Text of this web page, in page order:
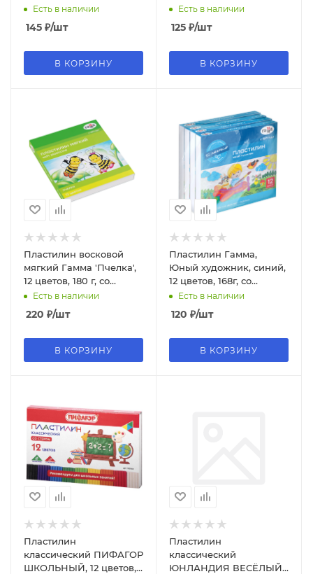
Есть в наличии
145 ₽/шт
В КОРЗИНУ
МПЧБ_53010
Есть в наличии
125 ₽/шт
В КОРЗИНУ
Пластилин восковой
мягкий Гамма 'Пчелка',
12 цветов, 180 г, со
стеком, картон.
упаковка, 280032Н
Есть в наличии
220 ₽/шт
В КОРЗИНУ
Пластилин Гамма,
Юный художник, синий,
12 цветов, 168г, со
стеком, 290125_1204
Есть в наличии
120 ₽/шт
В КОРЗИНУ
Пластилин
классический ПИФАГОР
ШКОЛЬНЫЙ, 12 цветов,
Пластилин
классический
ЮНЛАНДИЯ ВЕСЁЛЫЙ